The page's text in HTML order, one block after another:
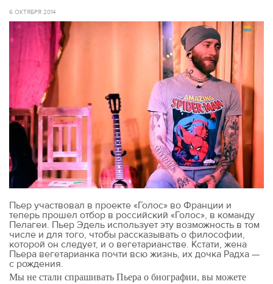
6 ОКТЯБРЯ 2014
Пьер участвовал в проекте «Голос» во Франции и
теперь прошел отбор в российский «Голос», в команду
Пелагеи. Пьер Эдель использует эту возможность в том
числе и для того, чтобы рассказывать о философии,
которой он следует, и о вегетарианстве. Кстати, жена
Пьера вегетарианка почти всю жизнь, их дочка Радха —
с рождения.
Мы не стали спрашивать Пьера о биографии, вы можете